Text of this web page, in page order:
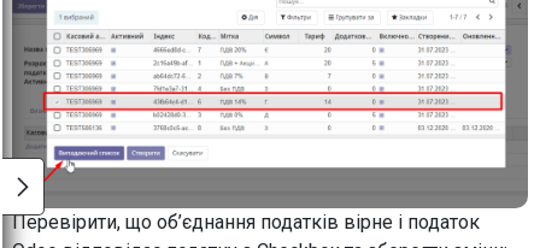
Перевірити, що об’єднання податків вірне і податок